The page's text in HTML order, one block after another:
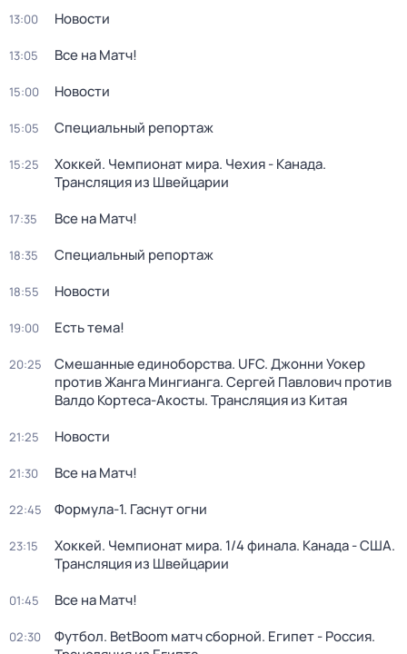
13:00 Новости
13:05 Все на Матч!
15:00 Новости
15:05 Специальный репортаж
15:25
Хоккей. Чемпионат мира. Чехия - Канада.
Трансляция из Швейцарии
17:35 Все на Матч!
18:35 Специальный репортаж
18:55 Новости
19:00 Есть тема!
20:25
Смешанные единоборства. UFC. Джонни Уокер
против Жанга Мингианга. Сергей Павлович против
Валдо Кортеса-Акосты. Трансляция из Китая
21:25 Новости
21:30 Все на Матч!
22:45 Формула-1. Гаснут огни
23:15
Хоккей. Чемпионат мира. 1/4 финала. Канада - США.
Трансляция из Швейцарии
01:45 Все на Матч!
02:30
Футбол. BetBoom матч сборной. Египет - Россия.